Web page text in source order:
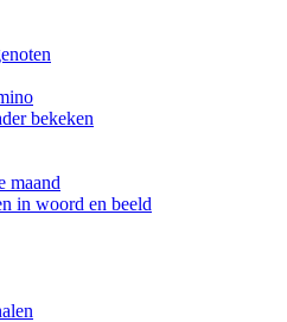
bekeken
maand
in woord en beeld